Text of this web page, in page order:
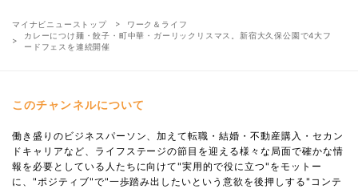
マイナビニューストップ
ワーク＆ライフ
カレーにつけ麺・餃子・町中華・ガーリックリスマス。新宿大久保公園で4大フ
ードフェスを連続開催
このチャンネルについて
働き盛りのビジネスパーソン、加えて転職・結婚・不動産購入・セカン
ドキャリアなど、ライフステージの節目を迎える様々な局面で確かな情
報を必要としている人たちに向けて"実用的で役に立つ"をモットー
に、"ポジティブ"で"一歩踏み出したいという意欲を後押しする"コンテ